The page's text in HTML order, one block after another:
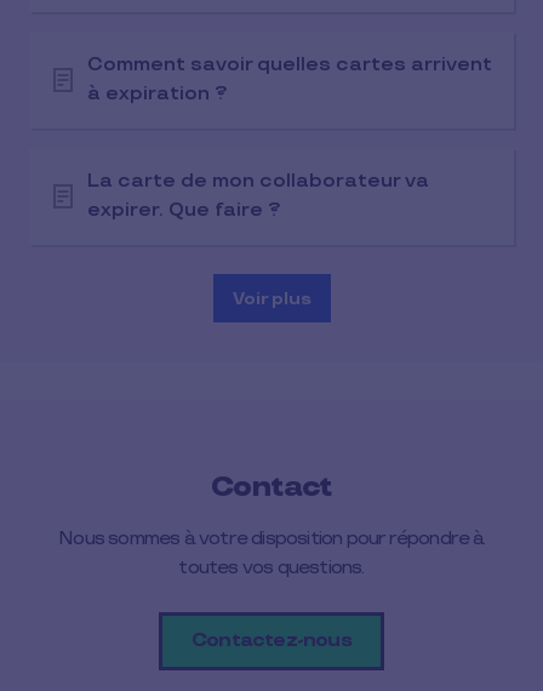
Comment savoir quelles cartes arrivent
à expiration ?
La carte de mon collaborateur va
expirer. Que faire ?
Voir plus
Contact
Nous sommes à votre disposition pour répondre à
toutes vos questions.
Contactez-nous